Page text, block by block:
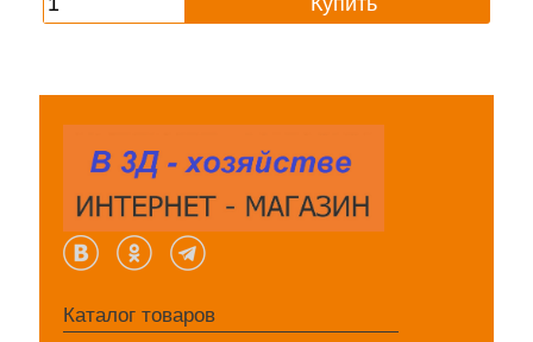
Каталог товаров